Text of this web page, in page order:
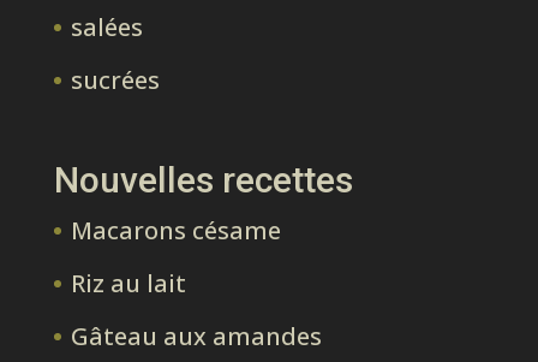
salées
sucrées
Nouvelles recettes
Macarons césame
Riz au lait
Gâteau aux amandes